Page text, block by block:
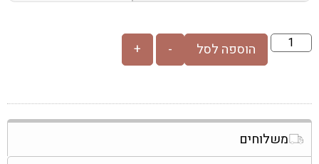
-
+ הוספה לסל
משלוחים